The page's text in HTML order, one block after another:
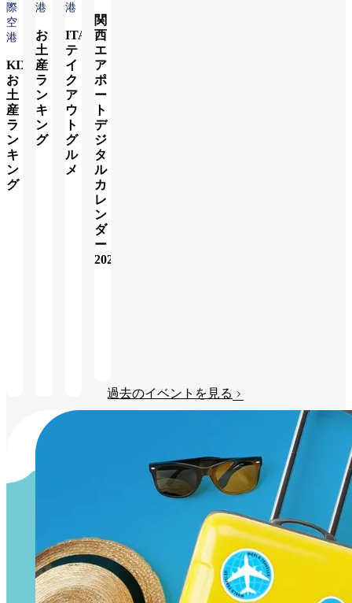
際
空
港
KIX
お
土
産
ラ
ン
キ
ン
グ
港
お
土
産
ラ
ン
キ
ン
グ
港
ITAMI
テ
イ
ク
ア
ウ
ト
グ
ル
メ
関
西
エ
ア
ポ
ー
ト
デ
ジ
タ
ル
カ
レ
ン
ダ
ー
2026
過去のイベントを見る